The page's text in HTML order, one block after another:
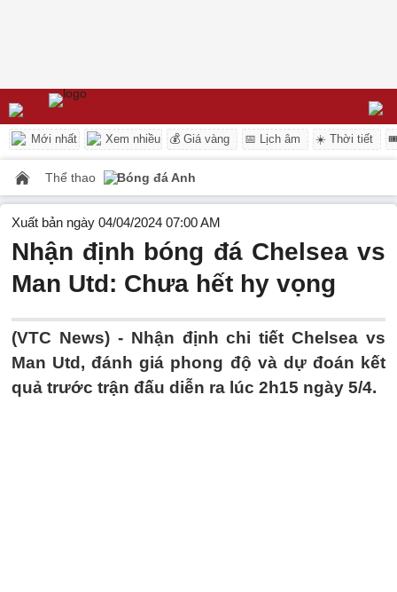
Mới nhất Xem nhiều 💰 Giá vàng 📅 Lịch âm ☀️ Thời tiết
Thể thao Bóng đá Anh
Xuất bản ngày 04/04/2024 07:00 AM
Nhận định bóng đá Chelsea vs
Man Utd: Chưa hết hy vọng
(VTC News) - Nhận định chi tiết Chelsea vs
Man Utd, đánh giá phong độ và dự đoán kết
quả trước trận đấu diễn ra lúc 2h15 ngày 5/4.